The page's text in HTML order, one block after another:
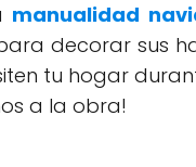
manualidad
decorar sus
tu hogar
a la obra!